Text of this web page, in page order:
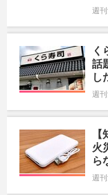
週
く
話
し
週
火
ら
週